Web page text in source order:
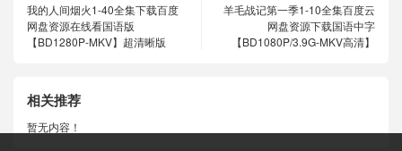
我的人间烟火1-40全集下载百度
网盘资源在线看国语版
【BD1280P-MKV】超清晰版
羊毛战记第一季1-10全集百度云
网盘资源下载国语中字
【BD1080P/3.9G-MKV高清】
相关推荐
暂无内容！